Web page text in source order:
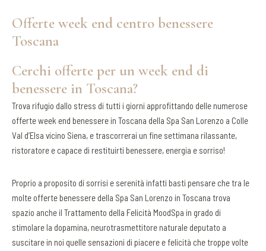
Offerte week end centro benessere
Toscana
Cerchi offerte per un week end di
benessere in Toscana?
Trova rifugio dallo stress di tutti i giorni approfittando delle numerose
offerte week end benessere in Toscana della Spa San Lorenzo a Colle
Val d’Elsa vicino Siena, e trascorrerai un fine settimana rilassante,
ristoratore e capace di restituirti benessere, energia e sorriso!
Proprio a proposito di sorrisi e serenità infatti basti pensare che tra le
molte offerte benessere della Spa San Lorenzo in Toscana trova
spazio anche il Trattamento della Felicità MoodSpa in grado di
stimolare la dopamina, neurotrasmettitore naturale deputato a
suscitare in noi quelle sensazioni di piacere e felicità che troppe volte